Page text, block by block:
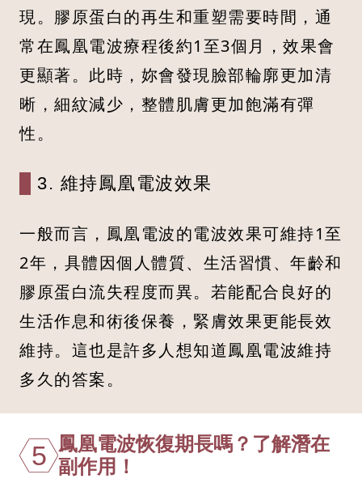
現。膠原蛋白的再生和重塑需要時間，通
常在鳳凰電波療程後約1至3個月，效果會
更顯著。此時，妳會發現臉部輪廓更加清
晰，細紋減少，整體肌膚更加飽滿有彈
性。
3. 維持鳳凰電波效果
一般而言，鳳凰電波的電波效果可維持1至
2年，具體因個人體質、生活習慣、年齡和
膠原蛋白流失程度而異。若能配合良好的
生活作息和術後保養，緊膚效果更能長效
維持。這也是許多人想知道鳳凰電波維持
多久的答案。
5
鳳凰電波恢復期長嗎？了解潛在
副作用！